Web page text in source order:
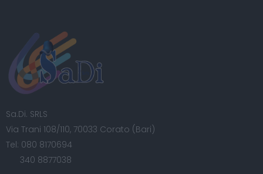
Sa.Di. SRLS
Via Trani 108/110, 70033 Corato (Bari)
Tel: 080 8170694
340 8877038